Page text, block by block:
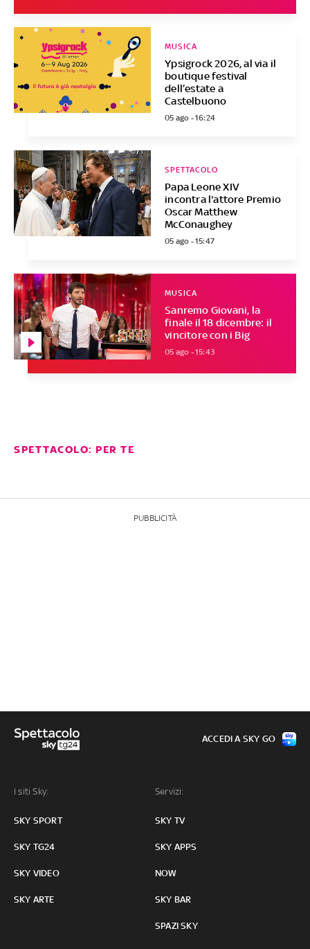
Ypsigrock 2026, al via il
boutique festival
dell’estate a
Castelbuono
MUSICA
05 ago - 16:24
Papa Leone XIV
incontra l'attore Premio
Oscar Matthew
McConaughey
SPETTACOLO
05 ago - 15:47
Sanremo Giovani, la
finale il 18 dicembre: il
vincitore con i Big
MUSICA
05 ago - 15:43
SPETTACOLO: PER TE
PUBBLICITÀ
I siti Sky:
SKY SPORT
SKY TG24
SKY VIDEO
SKY ARTE
Servizi:
SKY TV
SKY APPS
NOW
SKY BAR
SPAZI SKY
ACCEDI A SKY GO